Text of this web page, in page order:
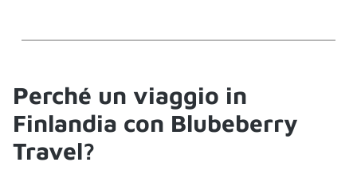
Perché un viaggio in
Finlandia con Blubeberry
Travel?